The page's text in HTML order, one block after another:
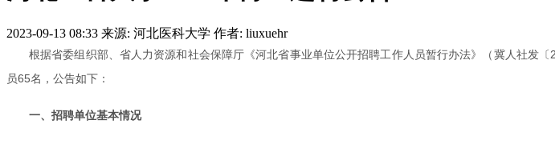
2023-09-13 08:33 来源: 河北医科大学 作者: liuxuehr
根据省委组织部、省人力资源和社会保障厅《河北省事业单位公开招聘工作人员暂行办法》（冀人社发
员65名，公告如下：
一、招聘单位基本情况